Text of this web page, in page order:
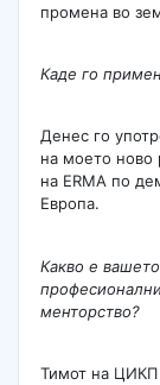
промена во
Каде го
Денес го
на моето ново
на ERMA по
Европа.
Какво е
менторство?
Тимот на ЦИКП